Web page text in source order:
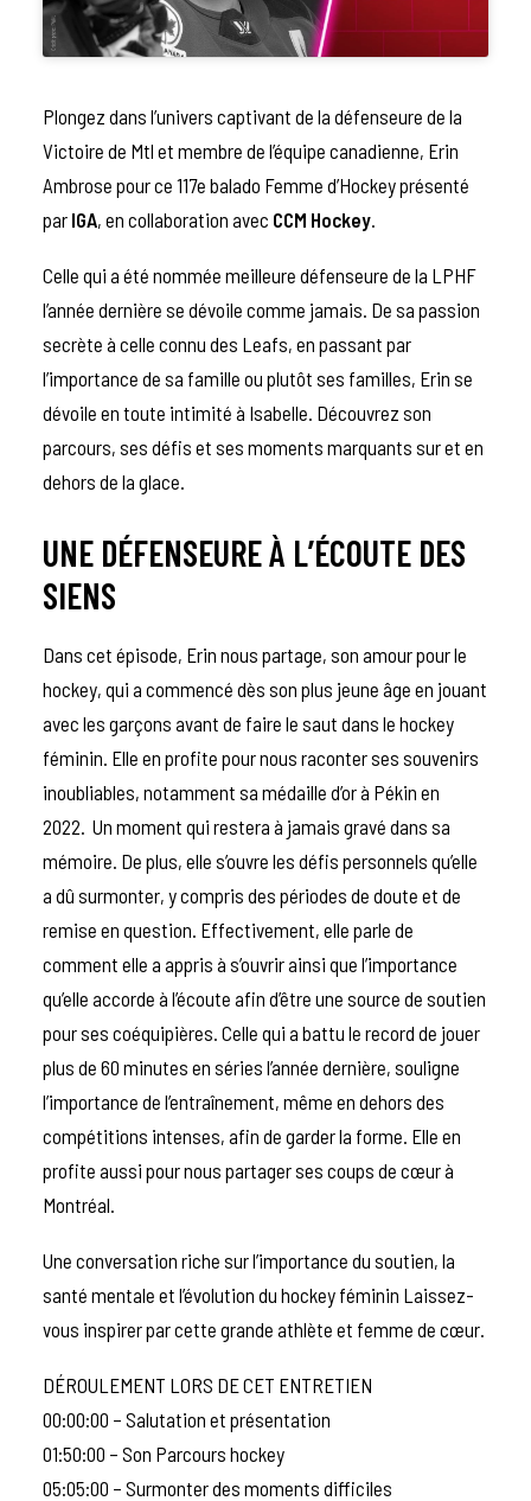
Plongez dans l’univers captivant de la défenseure de la
Victoire de Mtl et membre de l’équipe canadienne, Erin
Ambrose pour ce 117e balado Femme d’Hockey présenté
par IGA, en collaboration avec CCM Hockey
Celle qui a été nommée meilleure défenseure de la LPHF
l’année dernière se dévoile comme jamais. De sa passion
secrète à celle connu des Leafs, en passant par
l’importance de sa famille ou plutôt ses familles, Erin se
dévoile en toute intimité à Isabelle. Découvrez son
parcours, ses défis et ses moments marquants sur et en
dehors de la glace.
UNE DÉFENSEURE À L’ÉCOUTE DES
SIENS
Dans cet épisode, Erin nous partage, son amour pour le
hockey, qui a commencé dès son plus jeune âge en jouant
avec les garçons avant de faire le saut dans le hockey
féminin. Elle en profite pour nous raconter ses souvenirs
inoubliables, notamment sa médaille d’or à Pékin en
2022. Un moment qui restera à jamais gravé dans sa
mémoire. De plus, elle s’ouvre les défis personnels qu’elle
a dû surmonter, y compris des périodes de doute et de
remise en question. Effectivement, elle parle de
comment elle a appris à s’ouvrir ainsi que l’importance
qu’elle accorde à l’écoute afin d’être une source de soutien
pour ses coéquipières. Celle qui a battu le record de jouer
plus de 60 minutes en séries l’année dernière, souligne
l’importance de l’entraînement, même en dehors des
compétitions intenses, afin de garder la forme. Elle en
profite aussi pour nous partager ses coups de cœur à
Montréal.
Une conversation riche sur l’importance du soutien, la
santé mentale et l’évolution du hockey féminin Laissez-
vous inspirer par cette grande athlète et femme de cœur.
DÉROULEMENT LORS DE CET ENTRETIEN
00:00:00 – Salutation et présentation
01:50:00 – Son Parcours hockey
05:05:00 – Surmonter des moments difficiles